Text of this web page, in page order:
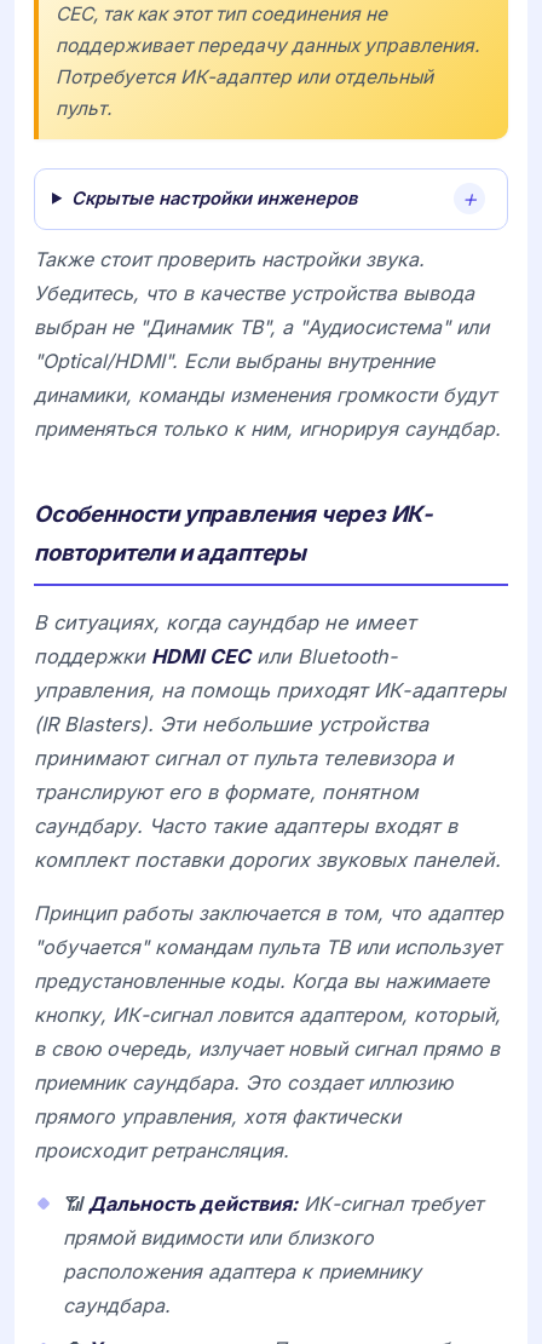
CEC, так как этот тип соединения не
поддерживает передачу данных управления.
Потребуется ИК-адаптер или отдельный
пульт.
Скрытые настройки инженеров
Также стоит проверить настройки звука.
Убедитесь, что в качестве устройства вывода
выбран не "Динамик ТВ", а "Аудиосистема" или
"Optical/HDMI". Если выбраны внутренние
динамики, команды изменения громкости будут
применяться только к ним, игнорируя саундбар.
Особенности управления через ИК-
повторители и адаптеры
В ситуациях, когда саундбар не имеет
поддержки HDMI CECили Bluetooth-
управления, на помощь приходят ИК-адаптеры
(IR Blasters). Эти небольшие устройства
принимают сигнал от пульта телевизора и
транслируют его в формате, понятном
саундбару. Часто такие адаптеры входят в
комплект поставки дорогих звуковых панелей.
Принцип работы заключается в том, что адаптер
"обучается" командам пульта ТВ или использует
предустановленные коды. Когда вы нажимаете
кнопку, ИК-сигнал ловится адаптером, который,
в свою очередь, излучает новый сигнал прямо в
приемник саундбара. Это создает иллюзию
прямого управления, хотя фактически
происходит ретрансляция.
📶 Дальность действия:ИК-сигнал требует
прямой видимости или близкого
расположения адаптера к приемнику
саундбара.